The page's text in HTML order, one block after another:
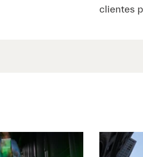
clientes